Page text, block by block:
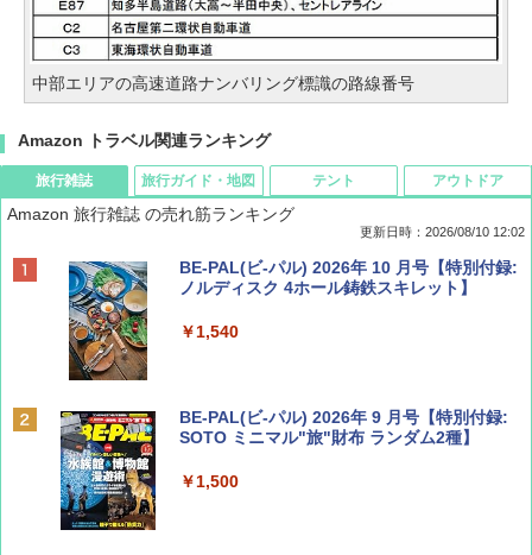
中部エリアの高速道路ナンバリング標識の路線番号
Amazon トラベル関連ランキング
旅行雑誌
Amazon 旅行雑誌 の売れ筋ランキング
更新日時：2026/08/10 12:02
BE-PAL(ビ-パル) 2026年 10 月号【特別付録:
ノルディスク 4ホール鋳鉄スキレット】
￥1,540
BE-PAL(ビ-パル) 2026年 9 月号【特別付録:
SOTO ミニマル"旅"財布 ランダム2種】
￥1,500
旅行ガイド・地図 テント アウトドア